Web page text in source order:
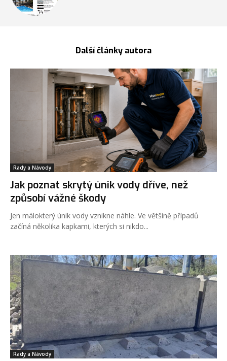
Další články autora
Rady a Návody
Jak poznat skrytý únik vody dříve, než
způsobí vážné škody
Jen málokterý únik vody vznikne náhle. Ve většině případů
začíná několika kapkami, kterých si nikdo...
Rady a Návody